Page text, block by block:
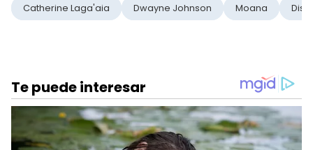
Catherine Laga'aia Dwayne Johnson Moana